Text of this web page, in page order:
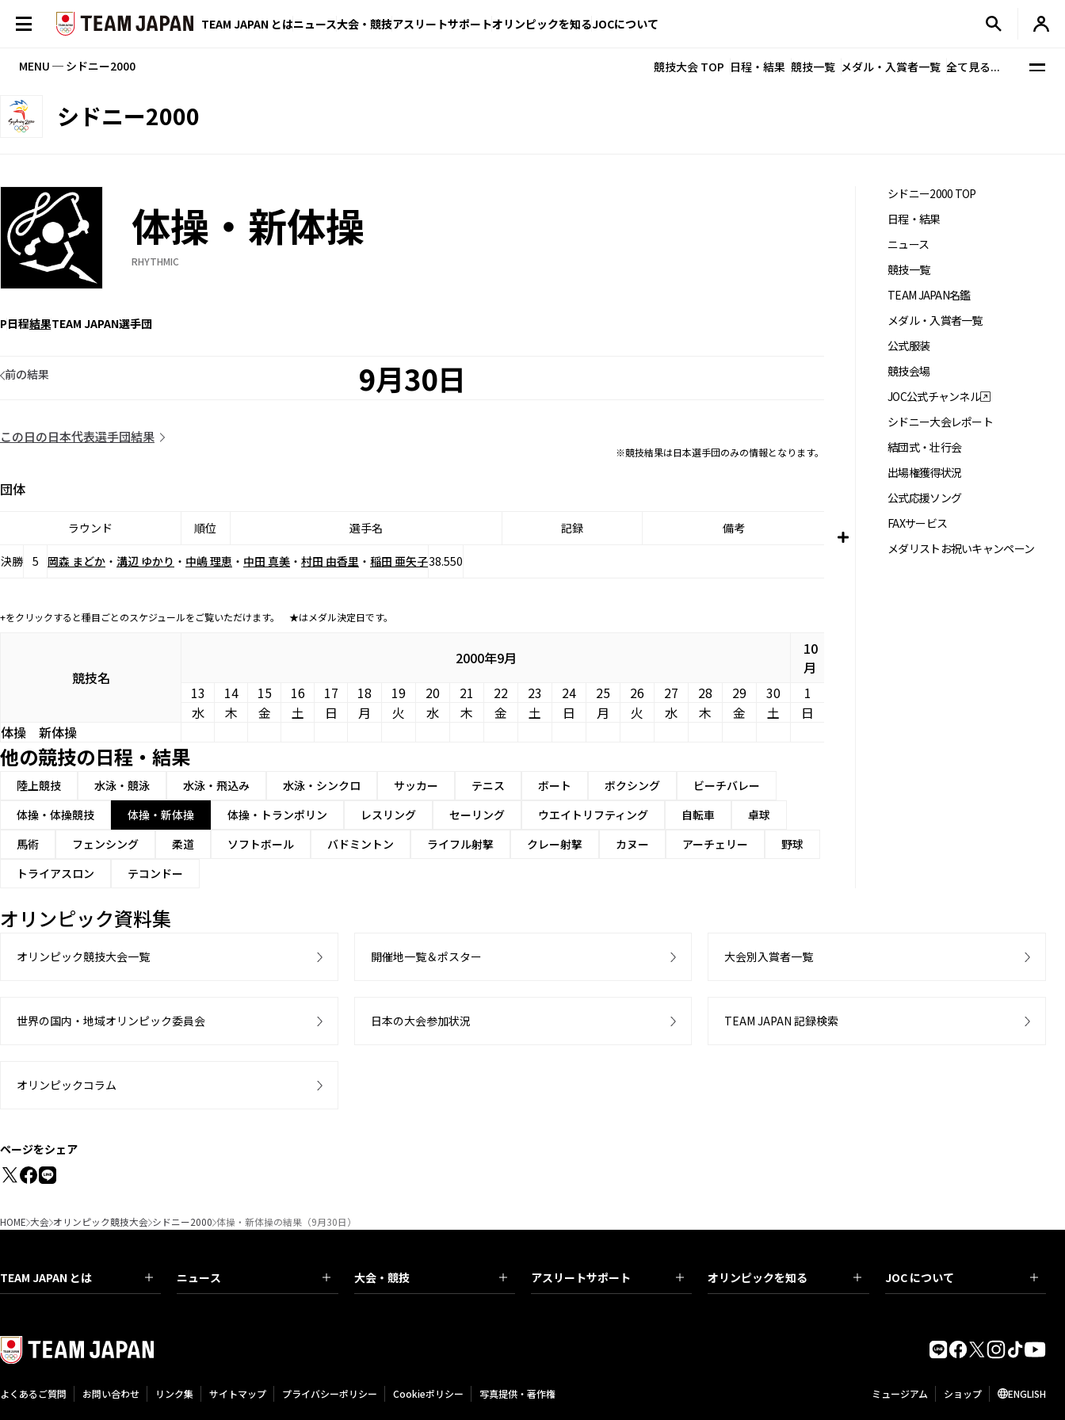
TEAM JAPAN とはニュース大会・競技アスリートサポートオリンピックを知るJOCについて
MENU ─ シドニー2000 競技大会 TOP 日程・結果 競技一覧 メダル・入賞者一覧 全て見る...
シドニー2000
体操・新体操
RHYTHMIC
日程結果TEAM JAPAN選手団
9月30日
前の結果
この日の日本代表選手団結果
※競技結果は日本選手団のみの情報となります。
団体
ラウンド 順位 選手名 記録 備考
決勝 5 岡森 まどか ・ 溝辺 ゆかり ・ 中嶋 理恵 ・ 中田 真美 ・ 村田 由香里 ・ 稲田 亜矢子38.550
+をクリックすると種目ごとのスケジュールをご覧いただけます。 ★はメダル決定日です。
競技名
2000年9月
10
月
13
14 15 16 17 18 19 20 21 22 23 24 25 26 27 28 29 30
1
水
木 金 土 日 月 火 水 木 金 土 日 月 火 水 木 金 土
日
体操 新体操
他の競技の日程・結果
陸上競技 水泳・競泳 水泳・飛込み 水泳・シンクロ サッカー テニス ボート ボクシング
ビーチバレー
体操・体操競技
体操・新体操 体操・トランポリン レスリング セーリング ウエイトリフティング 自転車
卓球
馬術
フェンシング 柔道 ソフトボール バドミントン ライフル射撃 クレー射撃 カヌー アーチェリー
野球
トライアスロン
テコンドー
シドニー2000 TOP
日程・結果
ニュース
競技一覧
TEAM JAPAN名鑑
メダル・入賞者一覧
公式服装
競技会場
JOC公式チャンネル
シドニー大会レポート
結団式・壮行会
出場権獲得状況
公式応援ソング
FAXサービス
メダリストお祝いキャンペーン
オリンピック資料集
オリンピック競技大会一覧 開催地一覧＆ポスター 大会別入賞者一覧
世界の国内・地域オリンピック委員会 日本の大会参加状況 TEAM JAPAN 記録検索
オリンピックコラム
ページをシェア
HOME 大会 オリンピック競技大会 シドニー2000 体操・新体操の結果（9月30日）
TEAM JAPAN とは ニュース 大会・競技 アスリートサポート オリンピックを知る JOC について
よくあるご質問 お問い合わせ リンク集 サイトマップ プライバシーポリシー Cookieポリシー 写真提供・著作権 ミュージアム ショップ ENGLISH